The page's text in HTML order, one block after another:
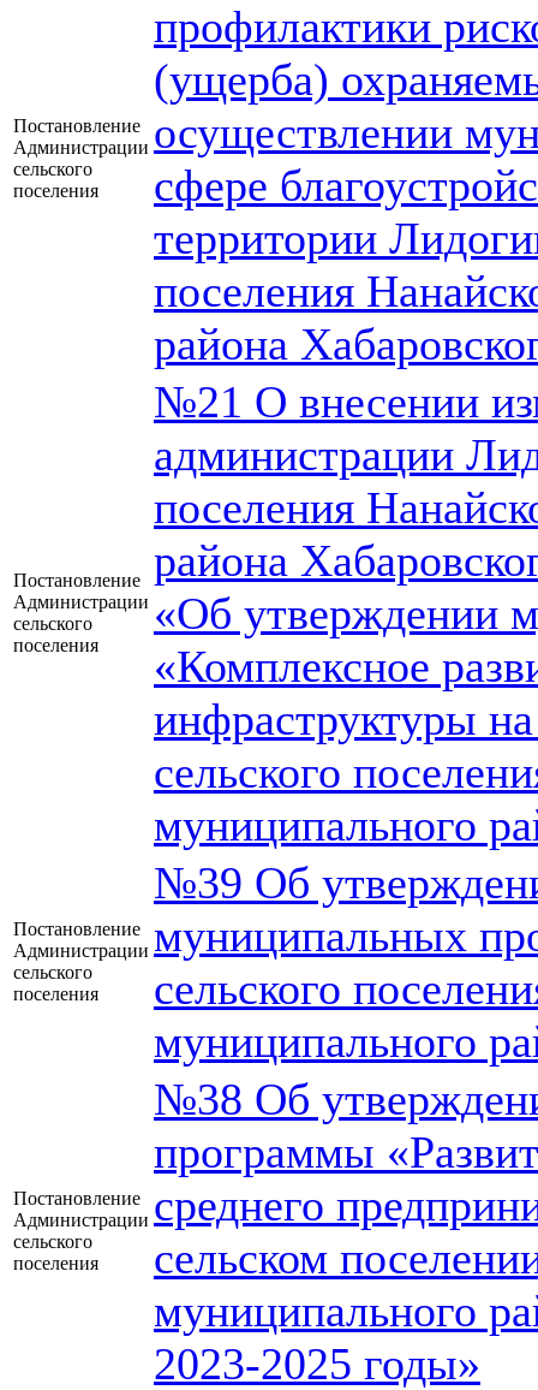
Постановление
Администрации
сельского
поселения
профилактики
(ущерба)
осуществлении
сфере
территории
поселения
района
Постановление
Администрации
сельского
поселения
№21 О внесении
администрации
поселения
района
«Об утверждении
«Комплексное
инфраструктуры
сельского
муниципального
Постановление
Администрации
сельского
поселения
№39 Об
муниципальных
сельского
муниципального
Постановление
Администрации
сельского
поселения
№38 Об
программы
среднего
сельском
муниципального
2023-2025 годы»